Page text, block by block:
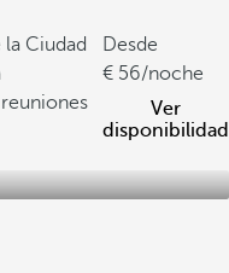
Ciudad
Desde
56/noche
Ver
disponibilidad